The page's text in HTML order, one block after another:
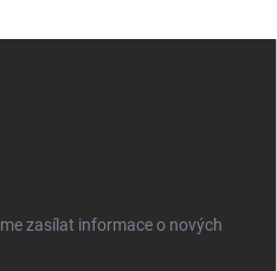
zasílat informace o nových